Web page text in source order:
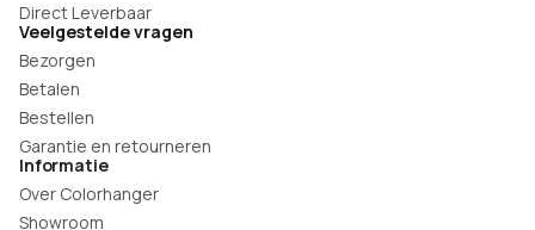
Direct Leverbaar
Veelgestelde vragen
Bezorgen
Betalen
Bestellen
Garantie en retourneren
Informatie
Over Colorhanger
Showroom